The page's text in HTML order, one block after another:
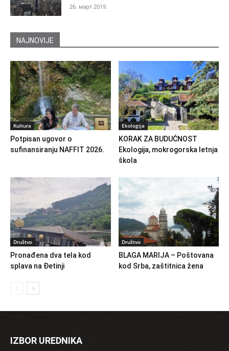
26. март 2019.
NAJNOVIJE
Kultura
Potpisan ugovor o
sufinansiranju NAFFIT 2026.
Ekologija
KORAK ZA BUDUĆNOST
Ekologija, mokrogorska letnja
škola
Društvo
Pronađena dva tela kod
splava na Đetinji
Društvo
BLAGA MARIJA – Poštovana
kod Srba, zaštitnica žena
IZBOR UREDNIKA